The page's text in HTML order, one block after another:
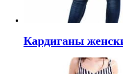
Кардиганы